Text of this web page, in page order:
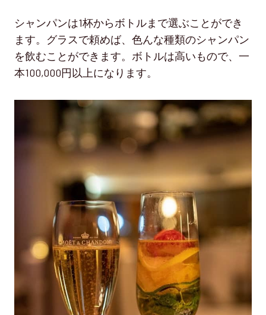
シャンパンは1杯からボトルまで選ぶことができ
ます。グラスで頼めば、色んな種類のシャンパン
を飲むことができます。ボトルは高いもので、一
本100,000円以上になります。